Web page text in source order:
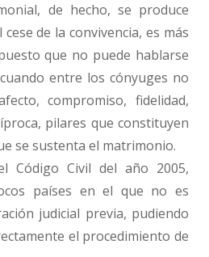
de hecho, se produce
de la convivencia, es más
que no puede hablarse
entre los cónyuges no
compromiso, fidelidad,
pilares que constituyen
se sustenta el matrimonio.
Código Civil del año 2005,
países en el que no es
judicial previa, pudiendo
el procedimiento de